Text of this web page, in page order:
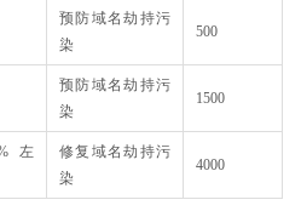
预防域名劫持污
染
500
预防域名劫持污
染
1500
左
修复域名劫持污
染
4000